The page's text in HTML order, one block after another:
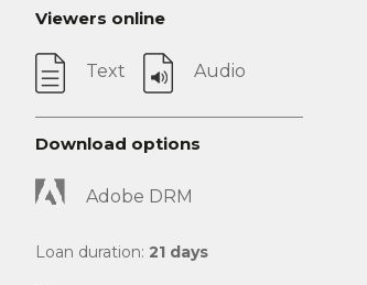
Viewers online
Text Audio
Download options
Adobe DRM
Loan duration: 21 days